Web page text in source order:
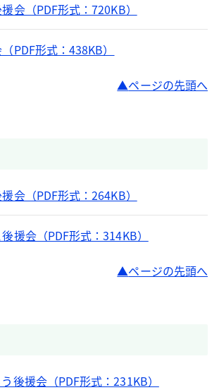
会（PDF形式：720KB）
PDF形式：438KB）
ページの先頭へ
会（PDF形式：264KB）
援会（PDF形式：314KB）
ページの先頭へ
後援会（PDF形式：231KB）